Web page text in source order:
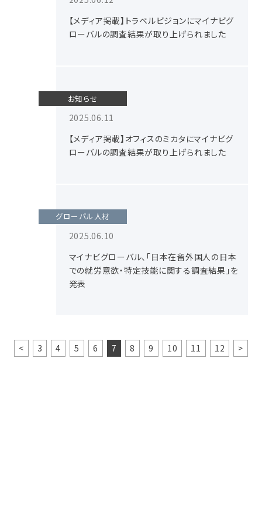
【メディア掲載】トラベルビジョンにマイナビグ
ローバルの調査結果が取り上げられました
お知らせ
2025.06.11
【メディア掲載】オフィスのミカタにマイナビグ
ローバルの調査結果が取り上げられました
グローバル人材
2025.06.10
マイナビグローバル、「日本在留外国人の日本
での就労意欲・特定技能に関する調査結果」を
発表
< 3 4 5 6 7 8 9 10 11 12 >